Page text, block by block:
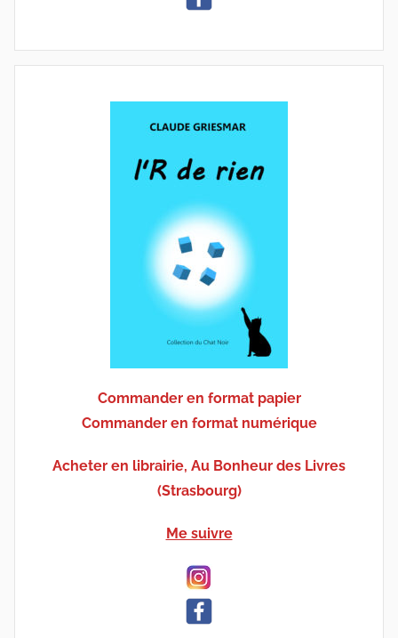
Commander en format papier
Commander en format numérique
Acheter en librairie, Au Bonheur des Livres
(Strasbourg)
Me suivre